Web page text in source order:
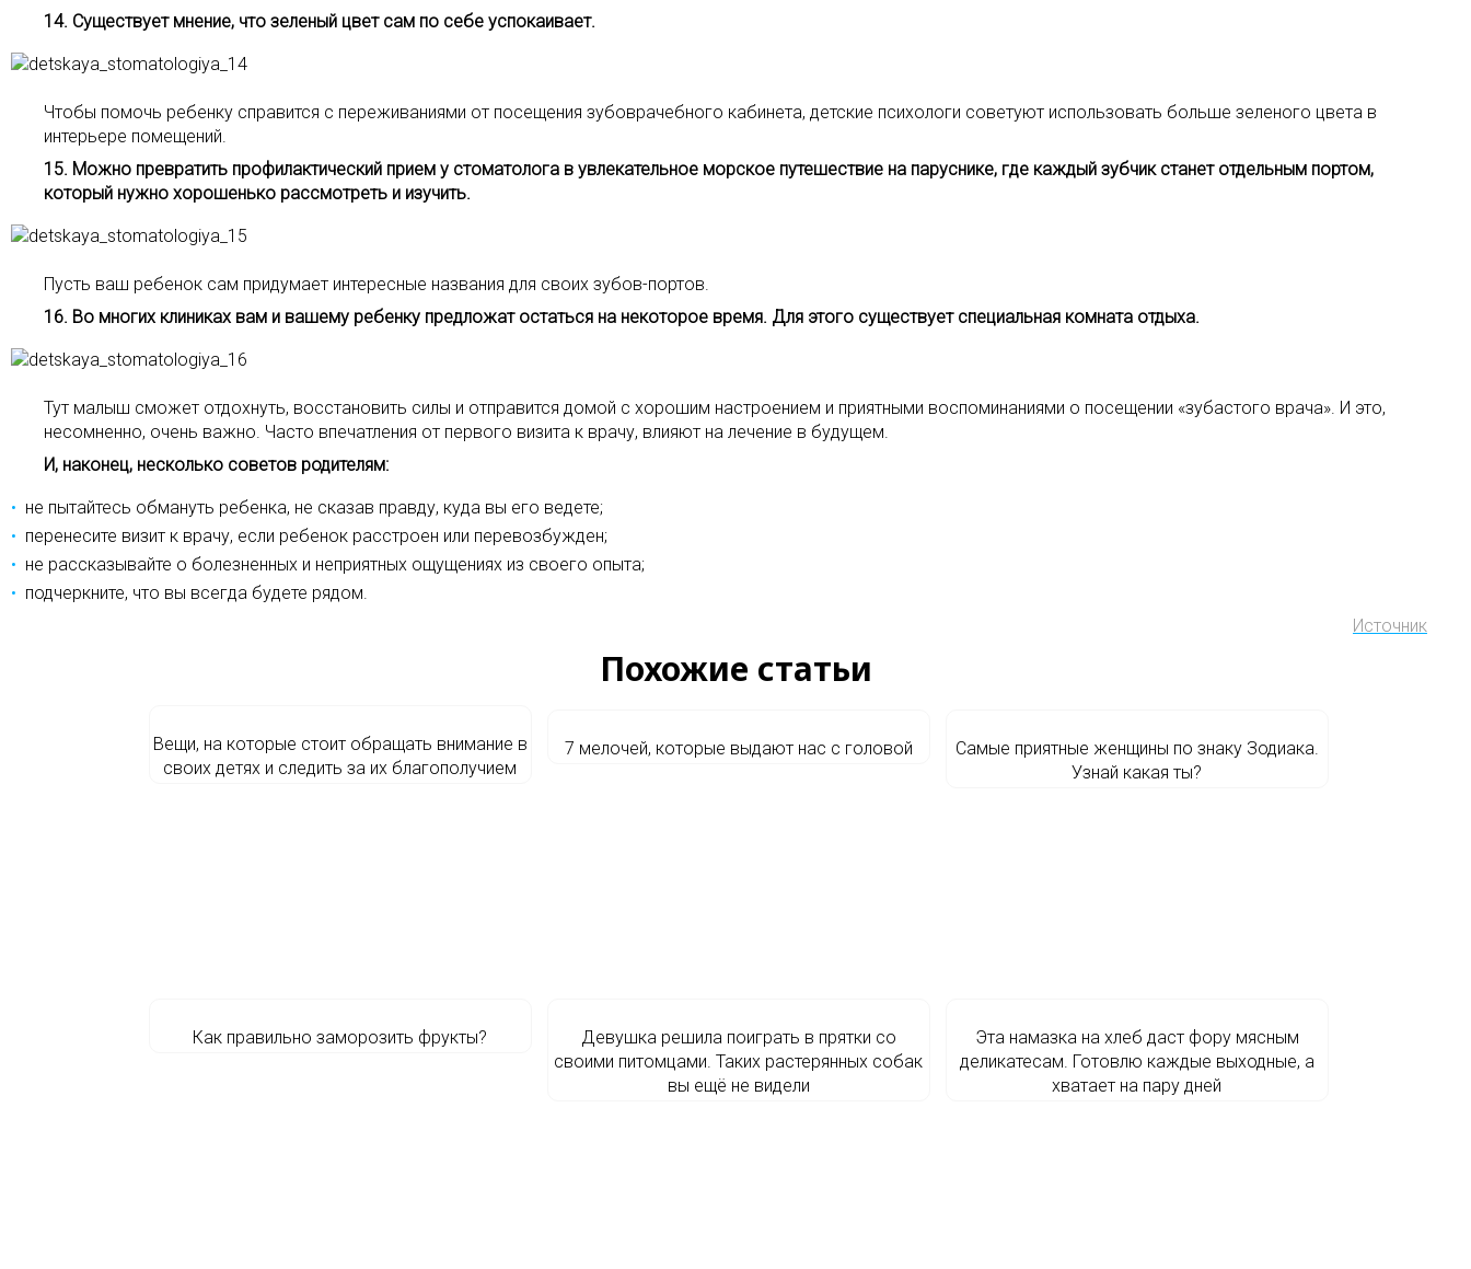
14. Существует мнение, что зеленый цвет сам по себе успокаивает.
Чтобы помочь ребенку справится с переживаниями от посещения зубоврачебного кабинета, детские психологи советуют использовать больше зеленого цвета в
интерьере помещений.
15. Можно превратить профилактический прием у стоматолога в увлекательное морское путешествие на паруснике, где каждый зубчик станет отдельным портом,
который нужно хорошенько рассмотреть и изучить.
Пусть ваш ребенок сам придумает интересные названия для своих зубов-портов.
16. Во многих клиниках вам и вашему ребенку предложат остаться на некоторое время. Для этого существует специальная комната отдыха.
Тут малыш сможет отдохнуть, восстановить силы и отправится домой с хорошим настроением и приятными воспоминаниями о посещении «зубастого врача». И это,
несомненно, очень важно. Часто впечатления от первого визита к врачу, влияют на лечение в будущем.
И, наконец, несколько советов родителям:
не пытайтесь обмануть ребенка, не сказав правду, куда вы его ведете;
перенесите визит к врачу, если ребенок расстроен или перевозбужден;
не рассказывайте о болезненных и неприятных ощущениях из своего опыта;
подчеркните, что вы всегда будете рядом.
Источник
Похожие статьи
Вещи, на которые стоит обращать внимание в
своих детях и следить за их благополучием
7 мелочей, которые выдают нас с головой
Самые приятные женщины по знаку Зодиака.
Узнай какая ты?
Как правильно заморозить фрукты?
Девушка решила поиграть в прятки со
своими питомцами. Таких растерянных собак
вы ещё не видели
Эта намазка на хлеб даст фору мясным
деликатесам. Готовлю каждые выходные, а
хватает на пару дней